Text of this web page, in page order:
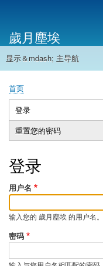
帐
户
菜
单
歲月塵埃
主
航
显示＆mdash; 主导航
首页
面
包
屑
首页
主
标
登录
动
标
重置您的密码
登录
用户名
输入您的 歲月塵埃 的用户名。
密码